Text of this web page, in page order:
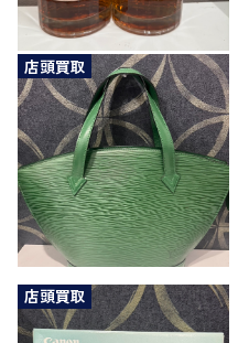
店頭買取
店頭買取